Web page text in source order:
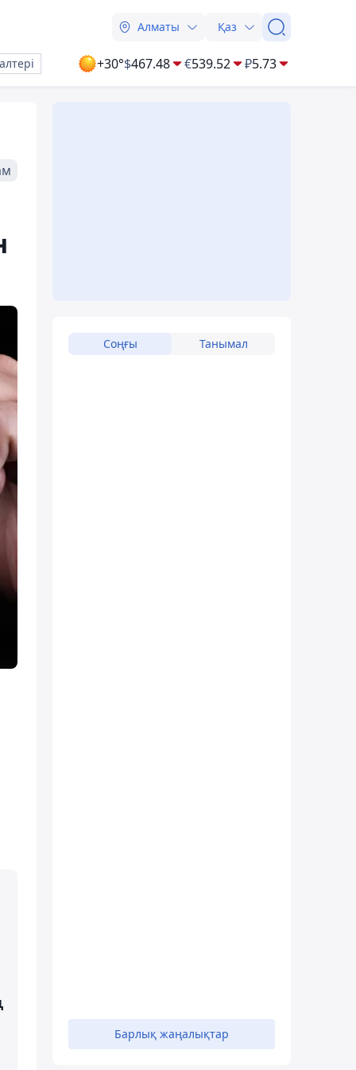
Алматы Қаз
+30°$467.48 €539.52 ₽5.73
Соңғы Танымал
Барлық жаңалықтар